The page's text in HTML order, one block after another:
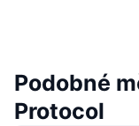
Podobné
Protocol